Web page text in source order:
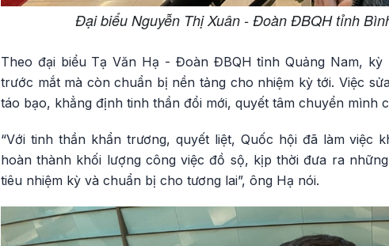
Đại biểu Nguyễn Thị Xuân - Đoàn ĐBQH tỉnh
Theo đại biểu Tạ Văn Hạ - Đoàn ĐBQH tỉnh Quảng Nam,
trước mắt mà còn chuẩn bị nền tảng cho nhiệm kỳ tới. Việc
táo bạo, khẳng định tinh thần đổi mới, quyết tâm chuyển mình
“Với tinh thần khẩn trương, quyết liệt, Quốc hội đã làm việc
hoàn thành khối lượng công việc đồ sộ, kịp thời đưa ra
tiêu nhiệm kỳ và chuẩn bị cho tương lai”, ông Hạ nói.